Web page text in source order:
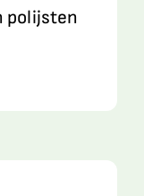
polijsten